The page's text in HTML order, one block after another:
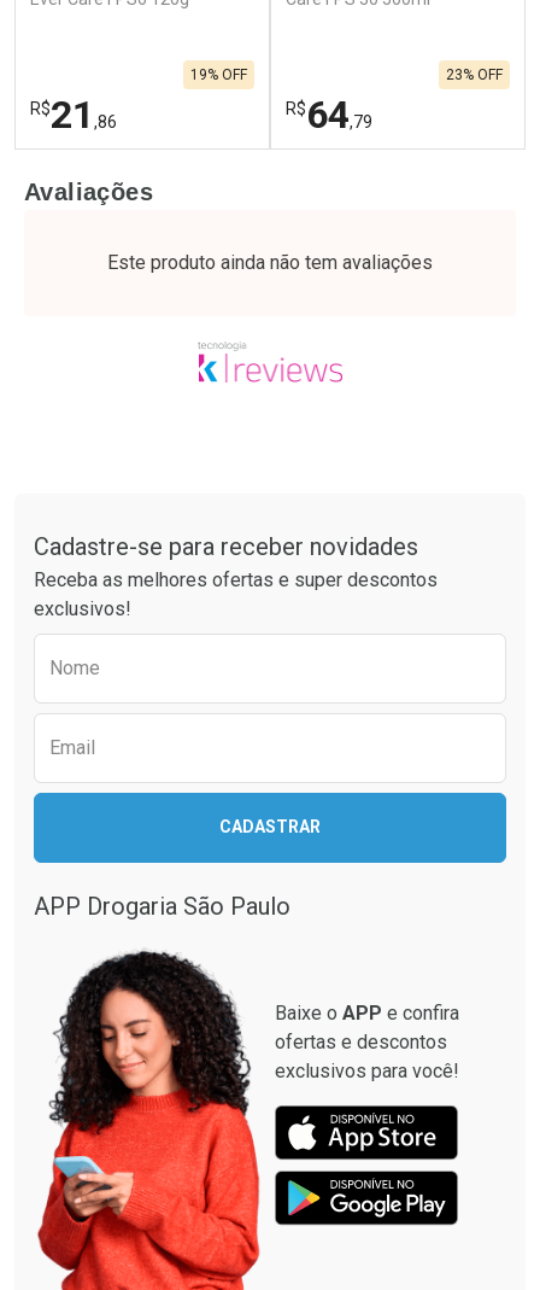
R$21 ,86
19% OFF
Laboratório
Ativar Desconto
Comprar sem Desconto
Por Menos
Comprar sem Desconto
Por R$ 21,86/cada
R$64,79
23% OFF
Laboratório
Ativar Desconto
Comprar sem Desconto
Por Menos
Comprar sem Desconto
Avaliações
Este produto ainda não tem avaliações
Cadastre-se para receber novidades
Receba as melhores ofertas e super descontos
exclusivos!
Nome
Email
CADASTRAR
APP Drogaria São Paulo
Baixe o APP e confira
ofertas e descontos
exclusivos para você!